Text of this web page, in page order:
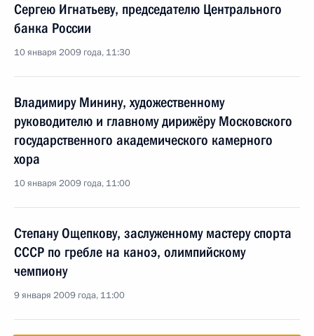
Сергею Игнатьеву, председателю Центрального
банка России
10 января 2009 года, 11:30
Владимиру Минину, художественному
руководителю и главному дирижёру Московского
государственного академического камерного
хора
10 января 2009 года, 11:00
Степану Ощепкову, заслуженному мастеру спорта
СССР по гребле на каноэ, олимпийскому
чемпиону
9 января 2009 года, 11:00